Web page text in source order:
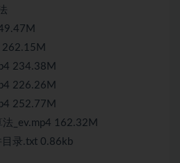
262.15M
234.38M
226.26M
252.77M
_ev.mp4 162.32M
录.txt 0.86kb